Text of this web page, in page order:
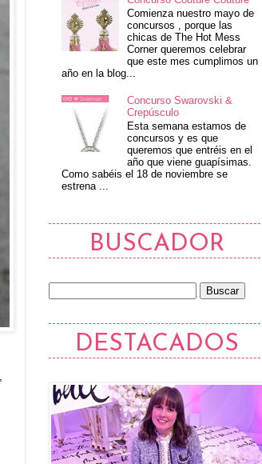
Comienza nuestro mayo de
concursos , porque las
chicas de The Hot Mess
Corner queremos celebrar
que este mes cumplimos un
año en la blog...
Concurso Swarovski &
Crepúsculo
Esta semana estamos de
concursos y es que
queremos que entréis en el
año que viene guapísimas.
Como sabéis el 18 de noviembre se
estrena ...
BUSCADOR
DESTACADOS